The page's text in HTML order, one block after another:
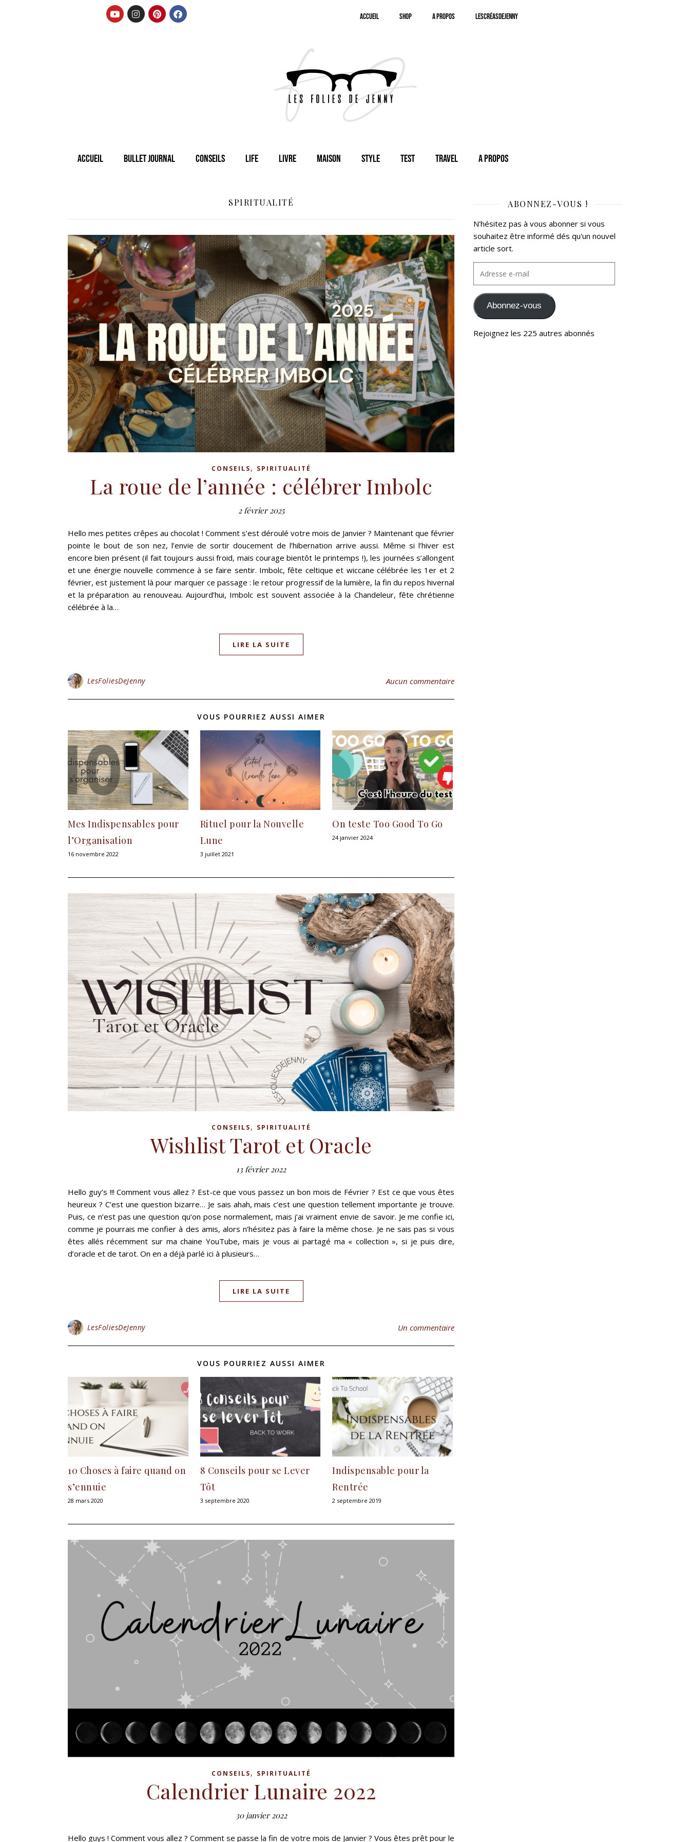
Accueil SHOP A Propos LesCréasdeJenny
Accueil Bullet Journal Conseils Life Livre Maison Style Test Travel A Propos
SPIRITUALITÉ
CONSEILS, SPIRITUALITÉ
La roue de l’année : célébrer Imbolc
2 février 2025
Hello mes petites crêpes au chocolat ! Comment s’est déroulé votre mois de Janvier ? Maintenant que février
pointe le bout de son nez, l’envie de sortir doucement de l’hibernation arrive aussi. Même si l’hiver est
encore bien présent (il fait toujours aussi froid, mais courage bientôt le printemps !), les journées s’allongent
et une énergie nouvelle commence à se faire sentir. Imbolc, fête celtique et wiccane célébrée les 1er et 2
février, est justement là pour marquer ce passage : le retour progressif de la lumière, la fin du repos hivernal
et la préparation au renouveau. Aujourd’hui, Imbolc est souvent associée à la Chandeleur, fête chrétienne
célébrée à la…
LIRE LA SUITE
LesFoliesDeJenny Aucun commentaire
VOUS POURRIEZ AUSSI AIMER
Mes Indispensables pour
l’Organisation
16 novembre 2022
Rituel pour la Nouvelle
Lune
3 juillet 2021
On teste Too Good To Go
24 janvier 2024
CONSEILS, SPIRITUALITÉ
Wishlist Tarot et Oracle
13 février 2022
Hello guy’s !!! Comment vous allez ? Est-ce que vous passez un bon mois de Février ? Est ce que vous êtes
heureux ? C’est une question bizarre… Je sais ahah, mais c’est une question tellement importante je trouve.
Puis, ce n’est pas une question qu’on pose normalement, mais j’ai vraiment envie de savoir. Je me confie ici,
comme je pourrais me confier à des amis, alors n’hésitez pas à faire la même chose. Je ne sais pas si vous
êtes allés récemment sur ma chaine YouTube, mais je vous ai partagé ma « collection », si je puis dire,
d’oracle et de tarot. On en a déjà parlé ici à plusieurs…
LIRE LA SUITE
LesFoliesDeJenny Un commentaire
VOUS POURRIEZ AUSSI AIMER
10 Choses à faire quand on
s’ennuie
28 mars 2020
8 Conseils pour se Lever
Tôt
3 septembre 2020
Indispensable pour la
Rentrée
2 septembre 2019
CONSEILS, SPIRITUALITÉ
Calendrier Lunaire 2022
30 janvier 2022
Hello guys ! Comment vous allez ? Comment se passe la fin de votre mois de Janvier ? Vous êtes prêt pour le
ABONNEZ-VOUS !
N'hésitez pas à vous abonner si vous
souhaitez être informé dés qu'un nouvel
article sort.
Abonnez-vous
Rejoignez les 225 autres abonnés